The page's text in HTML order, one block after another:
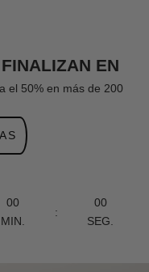
EN
el 50% en más de 200
00
MIN.
:
00
SEG.